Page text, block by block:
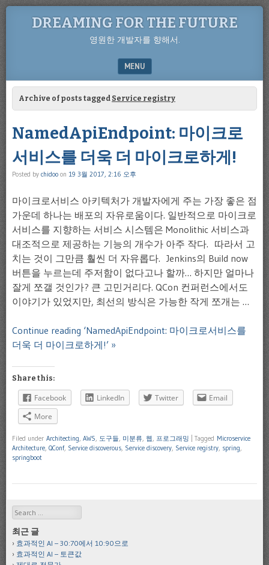
DREAMING FOR THE FUTURE
영원한 개발자를 향해서.
MENU
SKIP TO CONTENT
Archive of posts tagged Service registry
NamedApiEndpoint: 마이크로
서비스를 더욱 더 마이크로하게!
Posted by chidoo on 19 3월 2017, 2:16 오후
마이크로서비스 아키텍처가 개발자에게 주는 가장 좋은 점
가운데 하나는 배포의 자유로움이다. 일반적으로 마이크로
서비스를 지향하는 서비스 시스템은 Monolithic 서비스과
대조적으로 제공하는 기능의 개수가 아주 작다. 따라서 고
치는 것이 그만큼 훨씬 더 자유롭다. Jenkins의 Build now
버튼을 누르는데 주저함이 없다고나 할까… 하지만 얼마나
잘게 쪼갤 것인가? 큰 고민거리다. QCon 컨퍼런스에서도
이야기가 있었지만, 최선의 방식은 가능한 작게 쪼개는 …
Continue reading ‘NamedApiEndpoint: 마이크로서비스를
더욱 더 마이크로하게!’ »
Share this:
Facebook LinkedIn Twitter
Email
More
Filed under Architecting, AWS, 도구들, 미분류, 웹, 프로그래밍 Tagged Microservice
Architecture, QConf, Service discoverous, Service discovery, Service registry, spring,
springboot
Search
최근 글
효과적인 AI – 30:70에서 10:90으로
효과적인 AI – 토큰값